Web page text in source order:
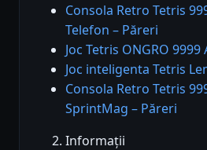
Consola Retro Tetris
Telefon – Păreri
Joc Tetris ONGRO
Joc inteligenta Tetris
Consola Retro Tetris
SprintMag – Păreri
Informații